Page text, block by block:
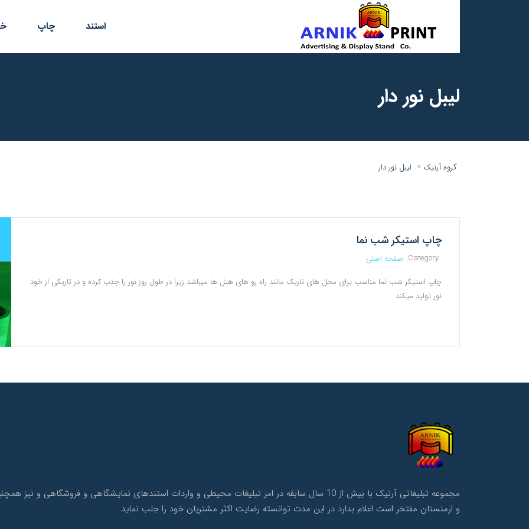
استند چاپ
لیبل نور دار
گروه آرنیک > لیبل نور دار
چاپ استیکر شب نما
Category: صفحه اصلی
چاپ استیکر شب نما مناسب برای محل های تاریک مانند راه رو های هتل ها میباشد زیرا در طول روز نور را جذب کرده و در تاریکی از خود
نور تولید میکند
مجموعه تبلیغاتی آرنیک با بیش از 10 سال سابقه در امر تبلیغات محیطی و واردات استندهای نمایشگاهی و
و ارمنستان مفتخر است اعلام بدارد در این مدت توانسته رضایت اکثر مشتریان خود را جلب نماید